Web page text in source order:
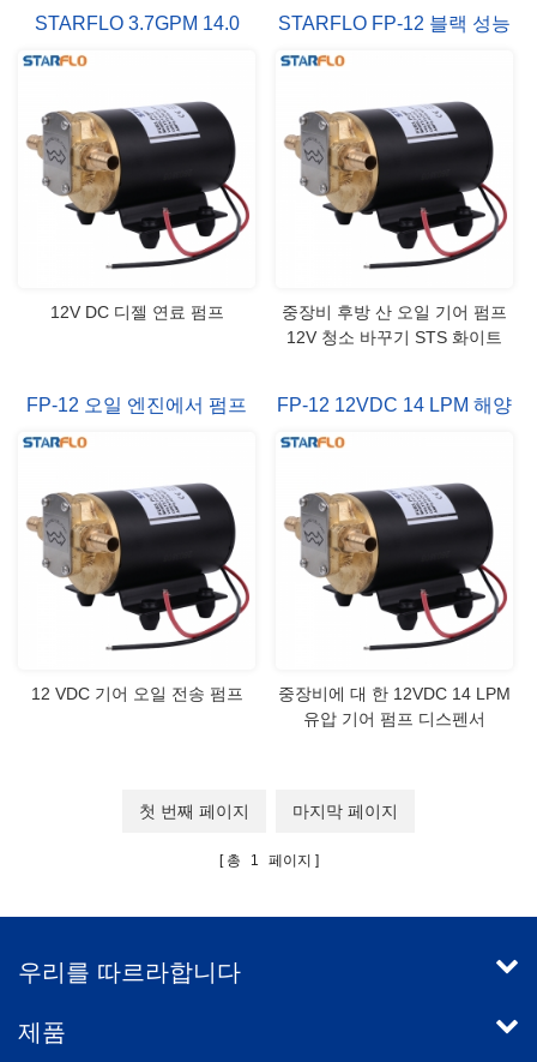
하는 데 사용할 수 있습니다. (하
지 마십시오 사용에 대 한 가솔
전송 응용 프로그램의 다양 한.
강력 모터, 스테인레스 사용 스
틸 샤프트 고 견고한 금속 기어
입니다. 우리의 힘든 디자인 년
동안 의지할 수 있는 성능을 제
공 합니다.
LPM) • 강력한 가역 펌프 오일
을 사용 하도록 특별히 설계 되
JIC 앰프: 3.8A@12v-2.0A@24v
흐름 율: 3.7 GPM / 14.0 LPM
못쓰게 자기: 5 피트 (젖은 기어)
리프트: 15 피트 펌프 몸: 황동
기어: 청동 샤프트: 스테인레스
스틸 물개 : Fluoroelastomer 입
술 인감 모터: DC 12v 또는 24v
전송 구성 세부 정보
STARFLO 3.7GPM 14.0
LPM 오일 기어 펌프
12V DC 디젤 연료 펌프
STARFLO FP-12 블랙 성능
오일 펌프 마운트 터보 후면
청동 12V 기어 펌프 청소
중장비 후방 산 오일 기어 펌프
12V 청소 바꾸기 STS 화이트
FP-12 오일 엔진에서 펌프
12 VDC 기어 오일 전송 펌프
FP-12 12VDC 14 LPM 해양
중장비에 대 한 12VDC 14 LPM
유압 기어 펌프 디스펜서
첫 번째 페이지 마지막 페이지
총 1 페이지
우리를 따르라합니다
제품